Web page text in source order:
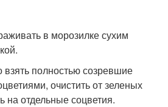
в морозилке сухим
взять полностью созревшие
очистить от зеленых
на отдельные соцветия.